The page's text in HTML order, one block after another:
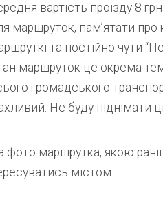
вартість проїзду 8
маршруток, пам’ятати
та постійно чути
маршруток це окрема
громадського
Не буду піднімати
фото маршрутка, якою
містом.